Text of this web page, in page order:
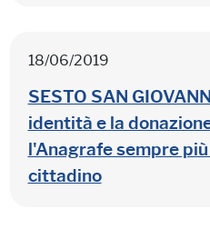
18/06/2019
SESTO SAN
identità e la
l'Anagrafe sempre
cittadino